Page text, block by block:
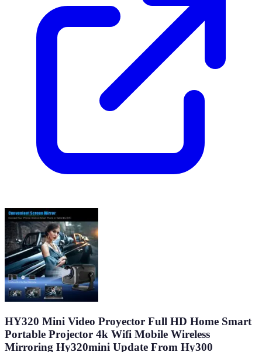
HY320 Mini Video Proyector Full HD Home Smart
Portable Projector 4k Wifi Mobile Wireless
Mirroring Hy320mini Update From Hy300